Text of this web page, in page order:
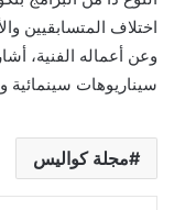
اختلاف المتسابقيين
وعن أعماله الفنية،
سيناريوهات سينمائية
مجلة كواليس